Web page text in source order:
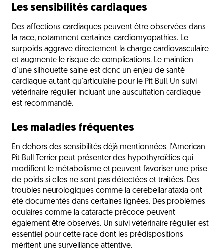
Les sensibilités cardiaques
Des affections cardiaques peuvent être observées dans
la race, notamment certaines cardiomyopathies. Le
surpoids aggrave directement la charge cardiovasculaire
et augmente le risque de complications. Le maintien
d'une silhouette saine est donc un enjeu de santé
cardiaque autant qu'articulaire pour le Pit Bull. Un suivi
vétérinaire régulier incluant une auscultation cardiaque
est recommandé.
Les maladies fréquentes
En dehors des sensibilités déjà mentionnées, l'American
Pit Bull Terrier peut présenter des hypothyroïdies qui
modifient le métabolisme et peuvent favoriser une prise
de poids si elles ne sont pas détectées et traitées. Des
troubles neurologiques comme la cerebellar ataxia ont
été documentés dans certaines lignées. Des problèmes
oculaires comme la cataracte précoce peuvent
également être observés. Un suivi vétérinaire régulier est
essentiel pour cette race dont les prédispositions
méritent une surveillance attentive.